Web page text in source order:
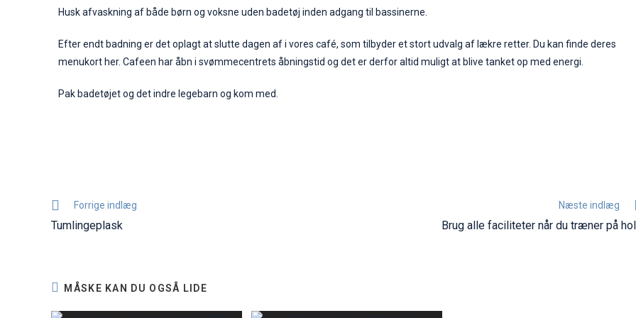
Husk afvaskning af både børn og voksne uden badetøj inden adgang til bassinerne.
Efter endt badning er det oplagt at slutte dagen af i vores café, som tilbyder et stort udvalg af lækre retter. Du kan finde deres
menukort her. Cafeen har åbn i svømmecentrets åbningstid og det er derfor altid muligt at blive tanket op med energi.
Pak badetøjet og det indre legebarn og kom med.
Forrige indlæg
Tumlingeplask
Næste indlæg
Brug alle faciliteter når du træner på
MÅSKE KAN DU OGSÅ LIDE